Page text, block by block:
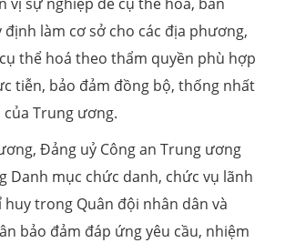
vị sự nghiệp để cụ thể hoá, ban
làm cơ sở cho các địa phương,
thể hoá theo thẩm quyền phù hợp
tiễn, bảo đảm đồng bộ, thống nhất
Trung ương.
Đảng uỷ Công an Trung ương
Danh mục chức danh, chức vụ lãnh
huy trong Quân đội nhân dân và
bảo đảm đáp ứng yêu cầu, nhiệm